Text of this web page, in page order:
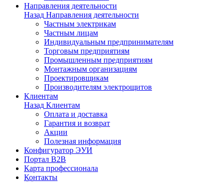
Направления деятельности
Назад Направления деятельности
Частным электрикам
Частным лицам
Индивидуальным предпринимателям
Торговым предприятиям
Промышленным предприятиям
Монтажным организациям
Проектировщикам
Производителям электрощитов
Клиентам
Назад Клиентам
Оплата и доставка
Гарантия и возврат
Акции
Полезная информация
Конфигуратор ЭУИ
Портал B2B
Карта профессионала
Контакты